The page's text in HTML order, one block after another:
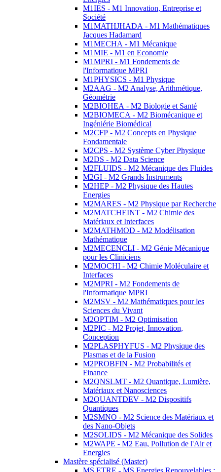
M1IES - M1 Innovation, Entreprise et
Société
M1MATHJHADA - M1 Mathématiques
Jacques Hadamard
M1MECHA - M1 Mécanique
M1MIE - M1 en Economie
M1MPRI - M1 Fondements de
l'Informatique MPRI
M1PHYSICS - M1 Physique
M2AAG - M2 Analyse, Arithmétique,
Géométrie
M2BIOHEA - M2 Biologie et Santé
M2BIOMECA - M2 Biomécanique et
Ingéniérie Biomédical
M2CFP - M2 Concepts en Physique
Fondamentale
M2CPS - M2 Système Cyber Physique
M2DS - M2 Data Science
M2FLUIDS - M2 Mécanique des Fluides
M2GI - M2 Grands Instruments
M2HEP - M2 Physique des Hautes
Energies
M2MARES - M2 Physique par Recherche
M2MATCHEINT - M2 Chimie des
Matériaux et Interfaces
M2MATHMOD - M2 Modélisation
Mathématique
M2MECENCLI - M2 Génie Mécanique
pour les Cliniciens
M2MOCHI - M2 Chimie Moléculaire et
Interfaces
M2MPRI - M2 Fondements de
l'Informatique MPRI
M2MSV - M2 Mathématiques pour les
Sciences du Vivant
M2OPTIM - M2 Optimisation
M2PIC - M2 Projet, Innovation,
Conception
M2PLASPHYFUS - M2 Physique des
Plasmas et de la Fusion
M2PROBFIN - M2 Probabilités et
Finance
M2QNSLMT - M2 Quantique, Lumière,
Matériaux et Nanosciences
M2QUANTDEV - M2 Dispositifs
Quantiques
M2SMNO - M2 Science des Matériaux et
des Nano-Objets
M2SOLIDS - M2 Mécanique des Solides
M2WAPE - M2 Eau, Pollution de l'Air et
Energies
Mastère spécialisé (Master)
MS ETRE - MS Energies Renouvelables :